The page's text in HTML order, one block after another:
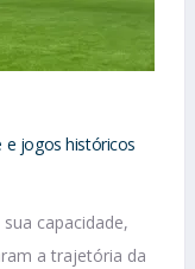
e jogos históricos
capacidade,
a trajetória da